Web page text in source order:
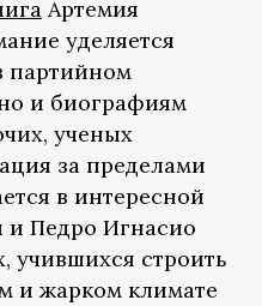
Артемия
уделяется
партийном
и биографиям
ученых
за пределами
в интересной
и Педро Игнасио
учившихся строить
и жарком климате